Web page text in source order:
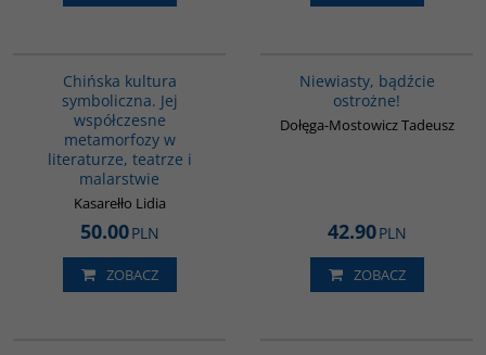
Chińska kultura
symboliczna. Jej
współczesne
metamorfozy w
literaturze, teatrze i
malarstwie
Kasarełło Lidia
50.00PLN
ZOBACZ
Niewiasty, bądźcie
ostrożne!
Dołęga-Mostowicz Tadeusz
42.90PLN
ZOBACZ